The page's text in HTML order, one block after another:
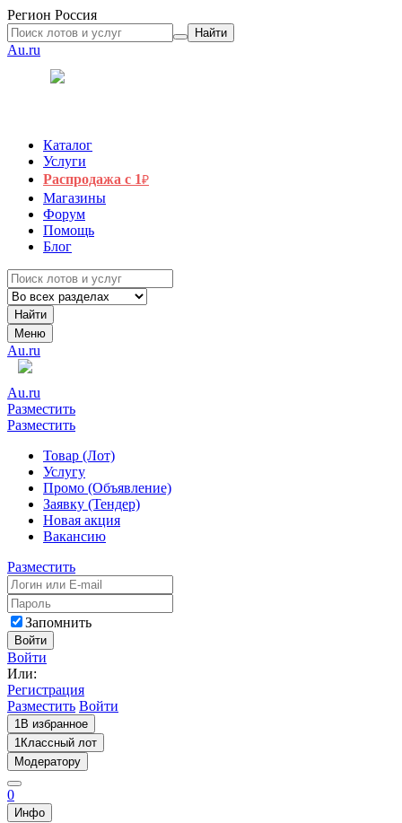
Регион Россия
Найти
Au.ru
Каталог
Услуги
Распродажа с 1₽
Магазины
Форум
Помощь
Блог
Найти
Меню
Au.ru
Au.ru
Разместить
Разместить
Товар (Лот)
Услугу
Промо (Объявление)
Заявку (Тендер)
Новая акция
Вакансию
Разместить
Запомнить
Войти
Войти
Или:
Регистрация
Разместить Войти
1В избранное
1Классный лот
Модератору
0
Инфо